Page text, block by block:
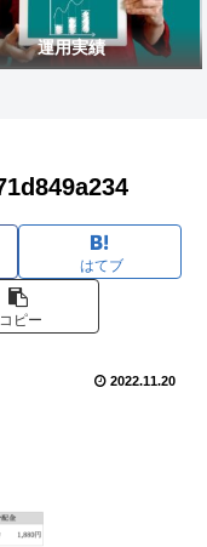
運用実績
はてブ
コピー
2022.11.20